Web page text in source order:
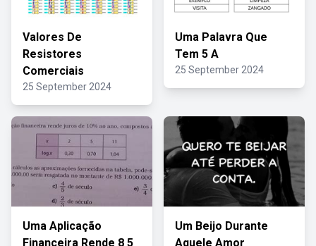
Valores De
Resistores
Comerciais
25 September 2024
Uma Palavra Que
Tem 5 A
25 September 2024
Uma Aplicação
Financeira Rende 8 5
Um Beijo Durante
Aquele Amor